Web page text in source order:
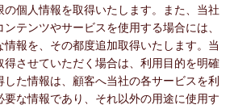
の個人情報を取得いたします。また、当社
テンツやサービスを使用する場合には、
報を、その都度追加取得いたします。当
させていただく場合は、利用目的を明確
た情報は、顧客へ当社の各サービスを利
要な情報であり、それ以外の用途に使用す